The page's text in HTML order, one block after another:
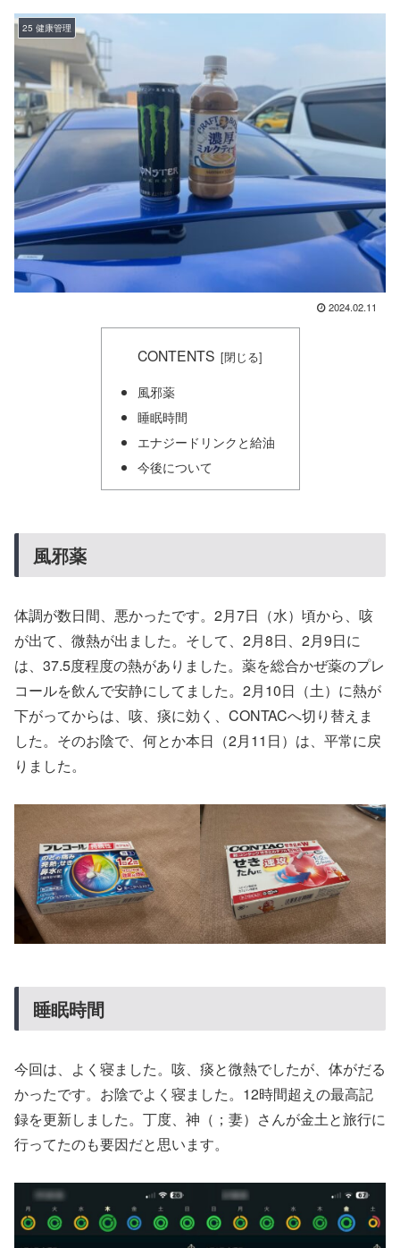
25 健康管理
2024.02.11
CONTENTS
風邪薬
睡眠時間
エナジードリンクと給油
今後について
風邪薬
体調が数日間、悪かったです。2月7日（水）頃から、咳
が出て、微熱が出ました。そして、2月8日、2月9日に
は、37.5度程度の熱がありました。薬を総合かぜ薬のプレ
コールを飲んで安静にしてました。2月10日（土）に熱が
下がってからは、咳、痰に効く、CONTACへ切り替えま
した。そのお陰で、何とか本日（2月11日）は、平常に戻
りました。
睡眠時間
今回は、よく寝ました。咳、痰と微熱でしたが、体がだる
かったです。お陰でよく寝ました。12時間超えの最高記
録を更新しました。丁度、神（；妻）さんが金土と旅行に
行ってたのも要因だと思います。